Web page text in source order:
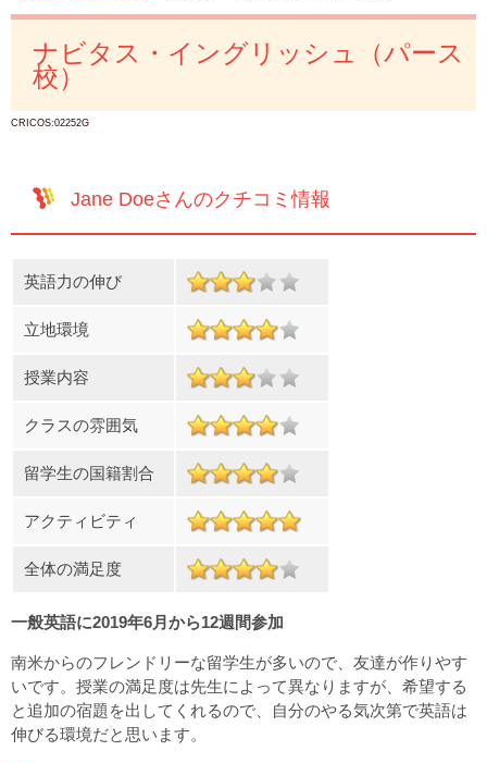
ナビタス・イングリッシュ（パース
校）
CRICOS:02252G
Jane Doeさんのクチコミ情報
英語力の伸び
立地環境
授業内容
クラスの雰囲気
留学生の国籍割合
アクティビティ
全体の満足度
一般英語に2019年6月から12週間参加
南米からのフレンドリーな留学生が多いので、友達が作りやす
いです。授業の満足度は先生によって異なりますが、希望する
と追加の宿題を出してくれるので、自分のやる気次第で英語は
伸びる環境だと思います。